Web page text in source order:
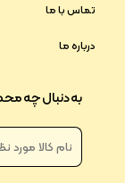
تماس با ما
درباره ما
به دنبال چه